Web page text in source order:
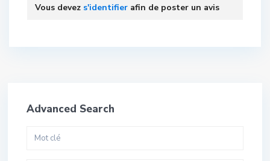
Vous devez s'identifier afin de poster un avis
Advanced Search